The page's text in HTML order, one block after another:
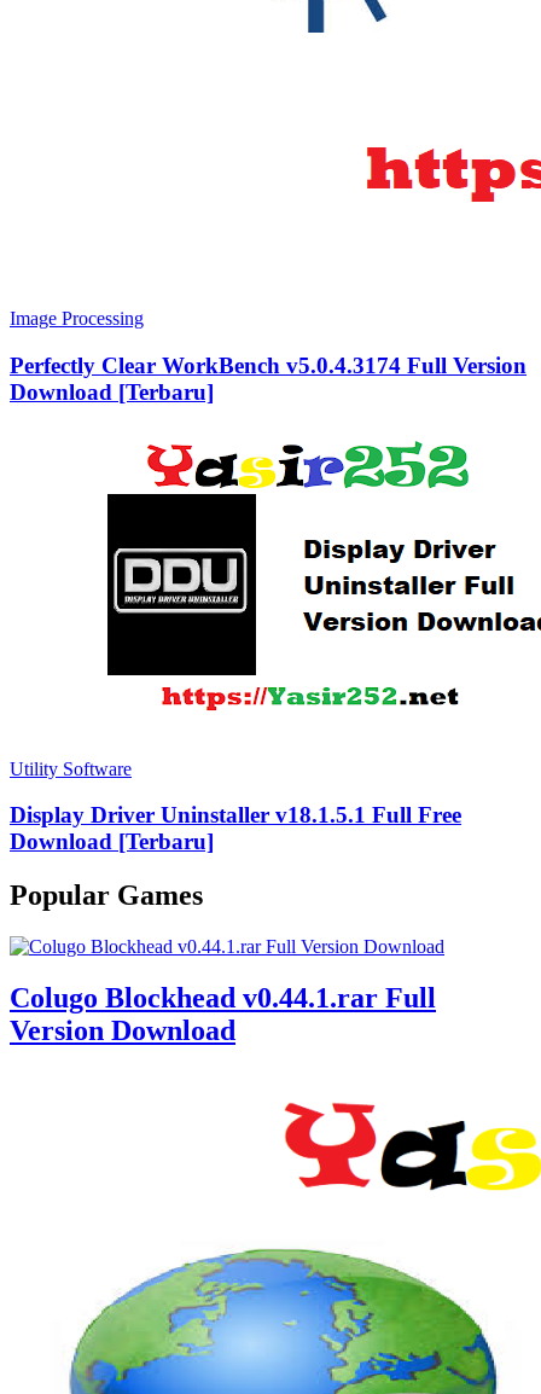
Image Processing
Perfectly Clear WorkBench v5.0.4.3174 Full Version
Download [Terbaru]
Utility Software
Display Driver Uninstaller v18.1.5.1 Full Free
Download [Terbaru]
Popular Games
Colugo Blockhead v0.44.1.rar Full
Version Download